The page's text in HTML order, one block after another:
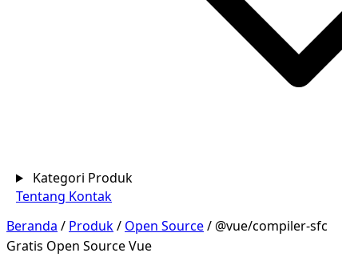
Kategori Produk
Tentang Kontak
Beranda / Produk/ Open Source/ @vue/compiler-sfc
Gratis Open SourceVue